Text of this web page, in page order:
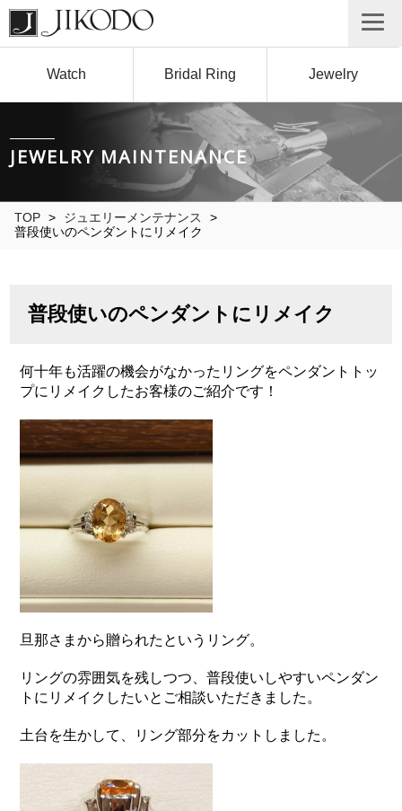
Watch Bridal Ring Jewelry
JEWELRY MAINTENANCE
TOP > ジュエリーメンテナンス
>
普段使いのペンダントにリメイク
普段使いのペンダントにリメイク
何十年も活躍の機会がなかったリングをペンダントトッ
プにリメイクしたお客様のご紹介です！
旦那さまから贈られたというリング。
リングの雰囲気を残しつつ、普段使いしやすいペンダン
トにリメイクしたいとご相談いただきました。
土台を生かして、リング部分をカットしました。